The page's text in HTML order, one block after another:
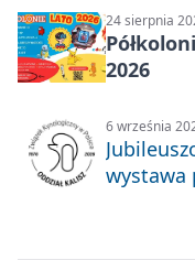
24 sierpnia
2026
6 września
wystawa